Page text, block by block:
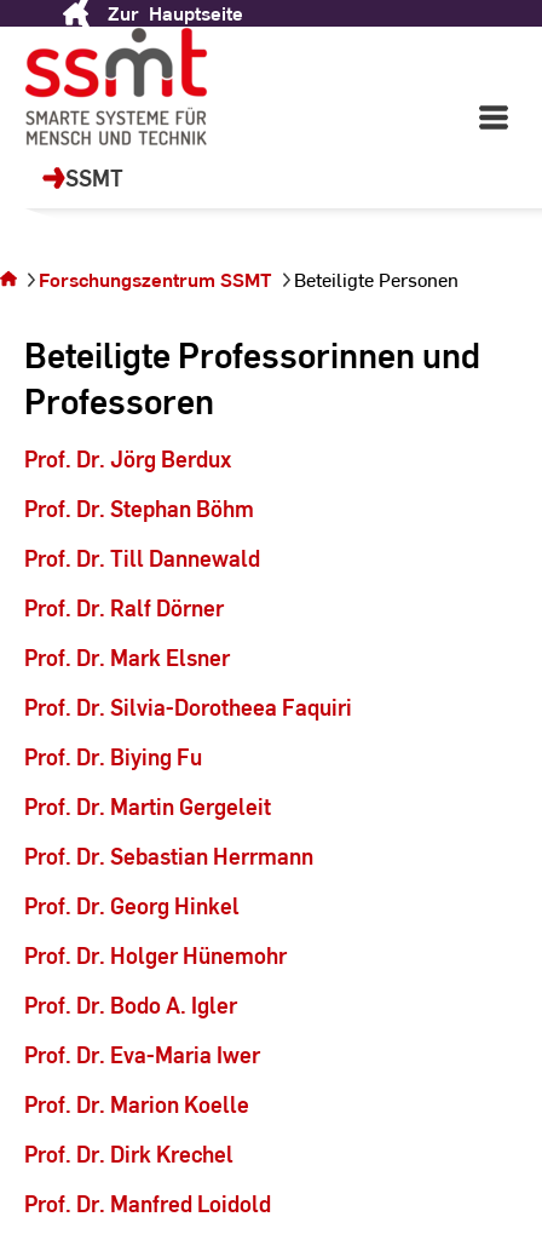
Content
Zur Hauptseite
SSMT
Open
Main
SSMT - Smarte Systeme
für Mensch und Technik
sich auf
der Seite
Personen
Forschungszentrum SSMT Beteiligte Personen
Beteiligte Professorinnen und
Professoren
Prof. Dr. Jörg Berdux
Prof. Dr. Stephan Böhm
Prof. Dr. Till Dannewald
Prof. Dr. Ralf Dörner
Prof. Dr. Mark Elsner
Prof. Dr. Silvia-Dorotheea Faquiri
Prof. Dr. Biying Fu
Prof. Dr. Martin Gergeleit
Prof. Dr. Sebastian Herrmann
Prof. Dr. Georg Hinkel
Prof. Dr. Holger Hünemohr
Prof. Dr. Bodo A. Igler
Prof. Dr. Eva-Maria Iwer
Prof. Dr. Marion Koelle
Prof. Dr. Dirk Krechel
Prof. Dr. Manfred Loidold